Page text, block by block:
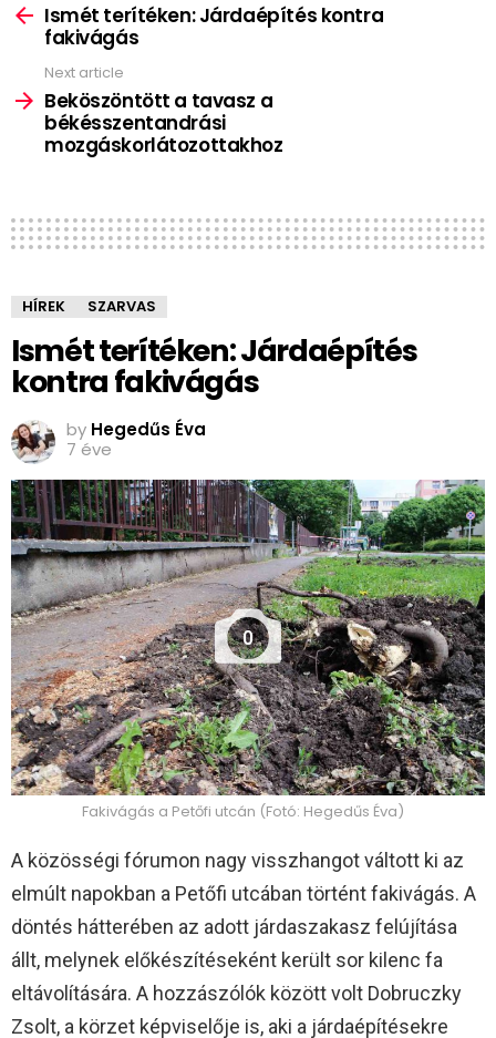
moreIsmét terítéken: Járdaépítés kontra
fakivágás
Next article
Beköszöntött a tavasz a
békésszentandrási
mozgáskorlátozottakhoz
HÍREK SZARVAS
Ismét terítéken: Járdaépítés
kontra fakivágás
by Hegedűs Éva
7 éve
0
Fakivágás a Petőfi utcán (Fotó: Hegedűs Éva)
A közösségi fórumon nagy visszhangot váltott ki az
elmúlt napokban a Petőfi utcában történt fakivágás. A
döntés hátterében az adott járdaszakasz felújítása
állt, melynek előkészítéseként került sor kilenc fa
eltávolítására. A hozzászólók között volt Dobruczky
Zsolt, a körzet képviselője is, aki a járdaépítésekre